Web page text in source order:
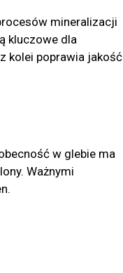
mineralizacji
kluczowe dla
kolei poprawia jakość
w glebie ma
Ważnymi